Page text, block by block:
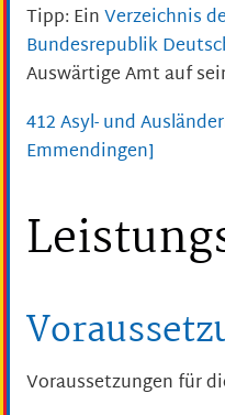
Tipp: EinVerzeichnis
Bundesrepublik
Auswärtige Amt auf
412 Asyl- und
Emmendingen]
Voraussetzungen für